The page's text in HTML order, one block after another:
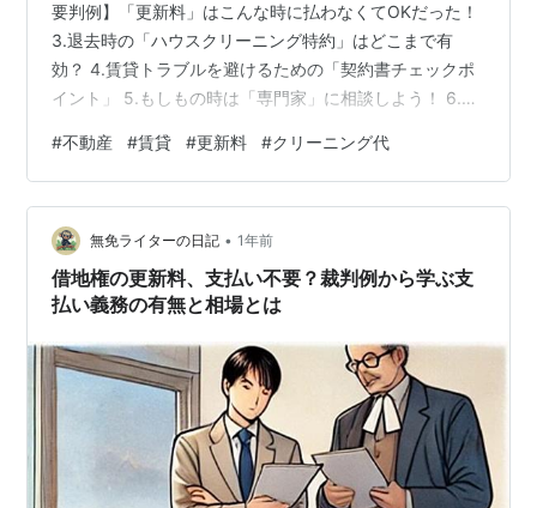
要判例】「更新料」はこんな時に払わなくてOKだった！
3.退去時の「ハウスクリーニング特約」はどこまで有
効？ 4.賃貸トラブルを避けるための「契約書チェックポ
イント」 5.もしもの時は「専門家」に相談しよう！ 6.ま
ント ①更新料 ②ハウスクリーニング特約 ③契約書チ
ェックの重要性 ④専門家への相談 1.賃貸の更新料や退去
費用に悩んでいませんか？ 「そろそろ賃貸契約の更新な
んだけど、更新料って結構高いし、本当に払う必要があ
るのかな？」「退去する時に、ハウスクリーニング代を
請求されたけ…
#不動産 #賃貸 #更新料 #クリーニング代
無免ライターの日記 • 1年前
借地権の更新料、支払い不要？裁判例から学ぶ支
払い義務の有無と相場とは